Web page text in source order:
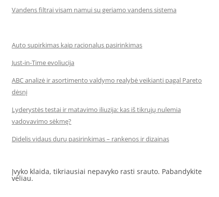
Vandens filtrai visam namui su geriamo vandens sistema
Auto supirkimas kaip racionalus pasirinkimas
Just-in-Time evoliucija
ABC analizė ir asortimento valdymo realybė veikianti pagal Pareto
dėsnį
Lyderystės testai ir matavimo iliuzija: kas iš tikrųjų nulemia
vadovavimo sėkmę?
Didelis vidaus durų pasirinkimas – rankenos ir dizainas
Įvyko klaida, tikriausiai nepavyko rasti srauto. Pabandykite
vėliau.